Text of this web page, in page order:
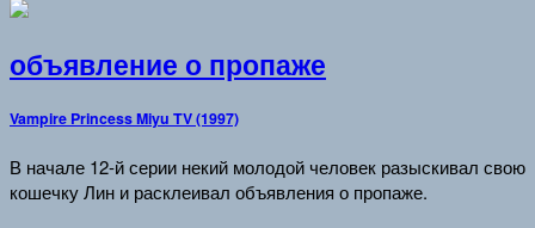
объявление о пропаже
Vampire Princess Miyu TV (1997)
В начале 12-й серии некий молодой человек разыскивал свою
кошечку Лин и расклеивал объявления о пропаже.